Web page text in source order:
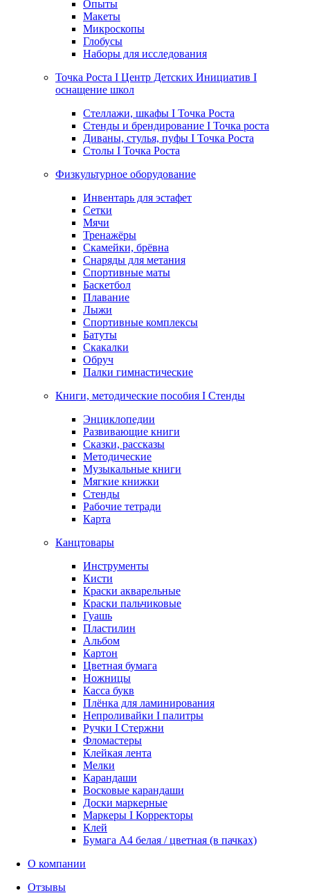
Опыты
Макеты
Микроскопы
Глобусы
Наборы для исследования
Точка Роста I Центр Детских Инициатив I
оснащение школ
Стеллажи, шкафы I Точка Роста
Стенды и брендирование I Точка роста
Диваны, стулья, пуфы I Точка Роста
Столы I Точка Роста
Физкультурное оборудование
Инвентарь для эстафет
Сетки
Мячи
Тренажёры
Скамейки, брёвна
Снаряды для метания
Спортивные маты
Баскетбол
Плавание
Лыжи
Спортивные комплексы
Батуты
Скакалки
Обруч
Палки гимнастические
Книги, методические пособия I Стенды
Энциклопедии
Развивающие книги
Сказки, рассказы
Методические
Музыкальные книги
Мягкие книжки
Стенды
Рабочие тетради
Карта
Канцтовары
Инструменты
Кисти
Краски акварельные
Краски пальчиковые
Гуашь
Пластилин
Альбом
Картон
Цветная бумага
Ножницы
Касса букв
Плёнка для ламинирования
Непроливайки I палитры
Ручки I Стержни
Фломастеры
Клейкая лента
Мелки
Карандаши
Восковые карандаши
Доски маркерные
Маркеры I Корректоры
Клей
Бумага А4 белая / цветная (в пачках)
О компании
Отзывы